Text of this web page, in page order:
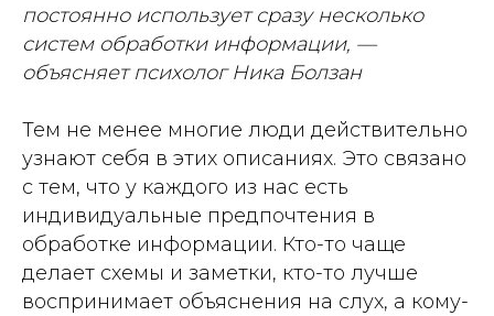
постоянно использует сразу несколько
систем обработки информации, —
объясняет психолог Ника Болзан
Тем не менее многие люди действительно
узнают себя в этих описаниях. Это связано
с тем, что у каждого из нас есть
индивидуальные предпочтения в
обработке информации. Кто-то чаще
делает схемы и заметки, кто-то лучше
воспринимает объяснения на слух, а кому-